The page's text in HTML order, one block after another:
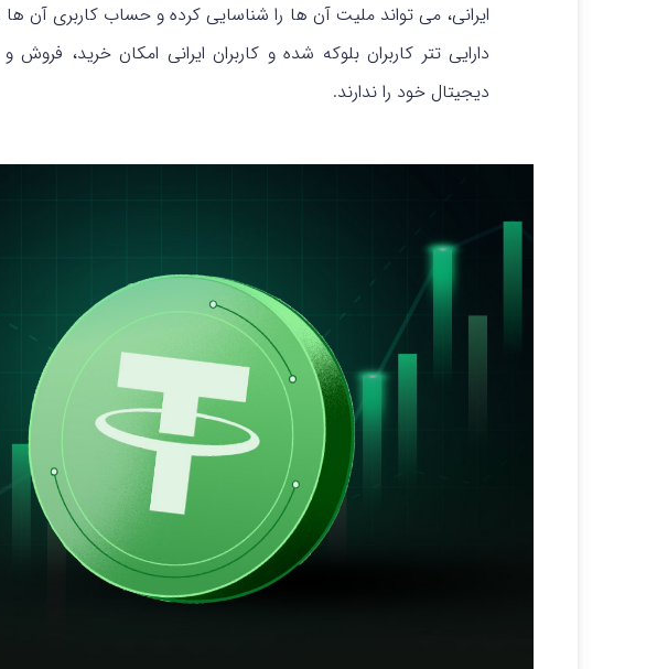
ایرانی، می تواند ملیت آن ها را شناسایی کرده و حساب کاربری آن
دارایی تتر کاربران بلوکه شده و کاربران ایرانی امکان خرید،
دیجیتال خود را ندارند.